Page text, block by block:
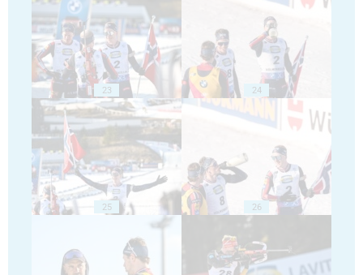
23 24
25 26